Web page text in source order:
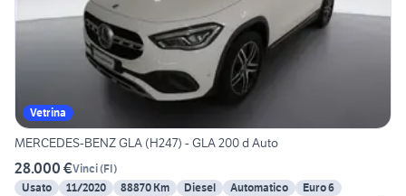
Vetrina
MERCEDES-BENZ GLA (H247) - GLA 200 d Auto
28.000 €Vinci(FI)
Usato
11/2020 88870 Km Diesel Automatico
Euro 6